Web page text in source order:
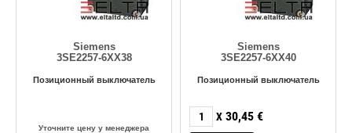
Siemens
3SE2257-6XX38
Позиционный выключатель
Уточните цену у менеджера
Siemens
3SE2257-6XX40
Позиционный выключатель
X 30,45 €